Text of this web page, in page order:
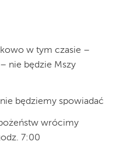
w tym czasie –
nie będzie Mszy
będziemy spowiadać
wrócimy
7:00